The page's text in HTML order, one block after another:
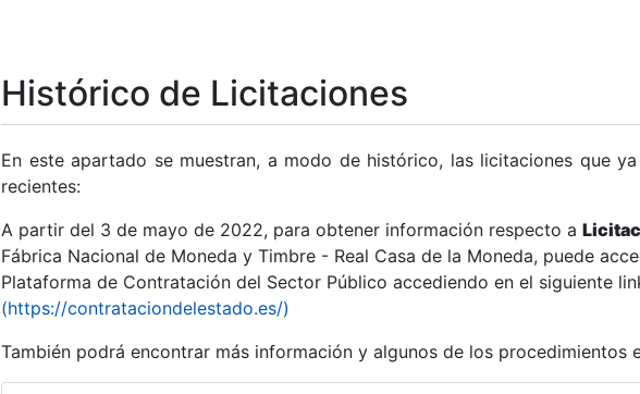
Mostrar/Ocultar
Mostrar/Ocultar
Mostrar/Ocultar
Histórico de Licitaciones
En este apartado se muestran, a modo de histórico, las licitaciones que
recientes:
A partir del 3 de mayo de 2022, para obtener información respecto a
Fábrica Nacional de Moneda y Timbre - Real Casa de la Moneda, puede
Plataforma de Contratación del Sector Público accediendo en el siguiente
(https://contrataciondelestado.es/)
También podrá encontrar más información y algunos de los procedimientos